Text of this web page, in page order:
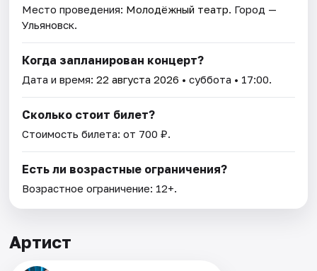
Место проведения: Молодёжный театр. Город —
Ульяновск.
Когда запланирован концерт?
Дата и время:22 августа 2026 • суббота • 17:00.
Сколько стоит билет?
Стоимость билета: от 700 ₽.
Есть ли возрастные ограничения?
Возрастное ограничение: 12+.
Артист